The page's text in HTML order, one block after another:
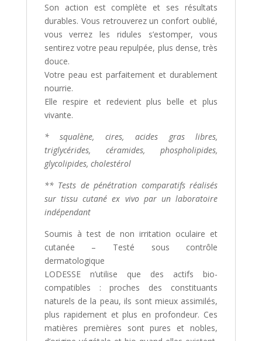
Son action est complète et ses résultats
durables. Vous retrouverez un confort oublié,
vous verrez les ridules s’estomper, vous
sentirez votre peau repulpée, plus dense, très
douce.
Votre peau est parfaitement et durablement
nourrie.
Elle respire et redevient plus belle et plus
vivante.
* squalène, cires, acides gras libres,
triglycérides, céramides, phospholipides,
glycolipides, cholestérol
** Tests de pénétration comparatifs réalisés
sur tissu cutané ex vivo par un laboratoire
indépendant
Soumis à test de non irritation oculaire et
cutanée – Testé sous contrôle
dermatologique
LODESSE n’utilise que des actifs bio-
compatibles : proches des constituants
naturels de la peau, ils sont mieux assimilés,
plus rapidement et plus en profondeur. Ces
matières premières sont pures et nobles,